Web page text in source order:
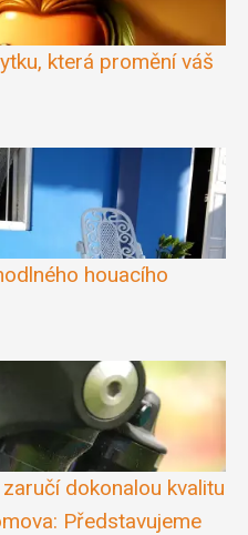
která promění váš
houacího
dokonalou kvalitu
Představujeme